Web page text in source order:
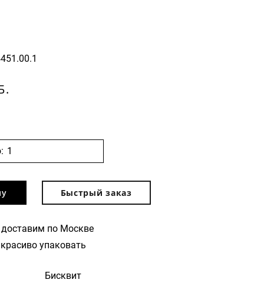
Быстрый заказ
по Москве
упаковать
Бисквит